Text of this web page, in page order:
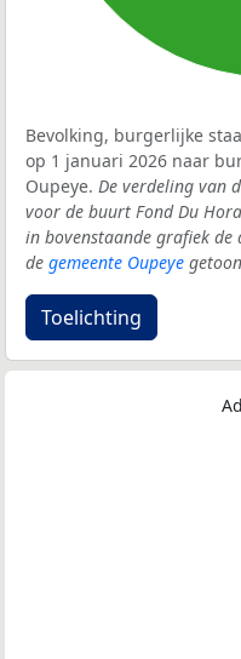
Bevolking, burgerlijke
op 1 januari 2026 naar
Oupeye. De verdeling van
voor de buurt Fond Du
in bovenstaande grafiek
de gemeente Oupeye
Toelichting